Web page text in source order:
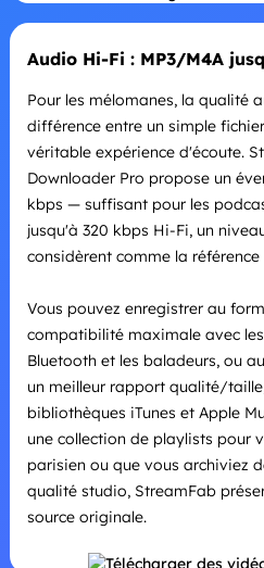
Audio Hi-Fi : MP3/M4A
Pour les mélomanes, la qualité
différence entre un simple
véritable expérience d'écoute.
Downloader Pro propose un
kbps — suffisant pour les
jusqu'à 320 kbps Hi-Fi, un
considèrent comme la référence
Vous pouvez enregistrer au
compatibilité maximale avec
Bluetooth et les baladeurs, ou
un meilleur rapport qualité/
bibliothèques iTunes et Apple
une collection de playlists pour
parisien ou que vous archiviez
qualité studio, StreamFab
source originale.